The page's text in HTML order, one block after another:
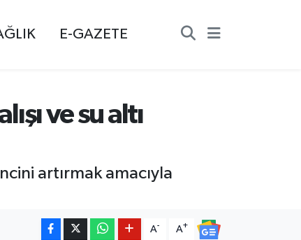
E-GAZETE
ve su altı
artırmak amacıyla
A- A+